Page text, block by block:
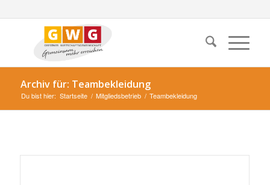
Archiv für: Teambekleidung
Du bist hier: Startseite / Mitgliedsbetrieb / Teambekleidung